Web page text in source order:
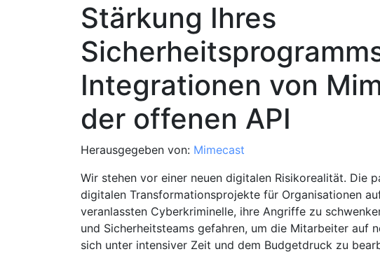
Stärkung Ihres
Integrationen von
der offenen API
Herausgegeben von: Mimecast
Wir stehen vor einer neuen digitalen Risikorealität. Die
digitalen Transformationsprojekte für Organisationen
veranlassten Cyberkriminelle, ihre Angriffe zu
und Sicherheitsteams gefahren, um die Mitarbeiter auf
sich unter intensiver Zeit und dem Budgetdruck zu